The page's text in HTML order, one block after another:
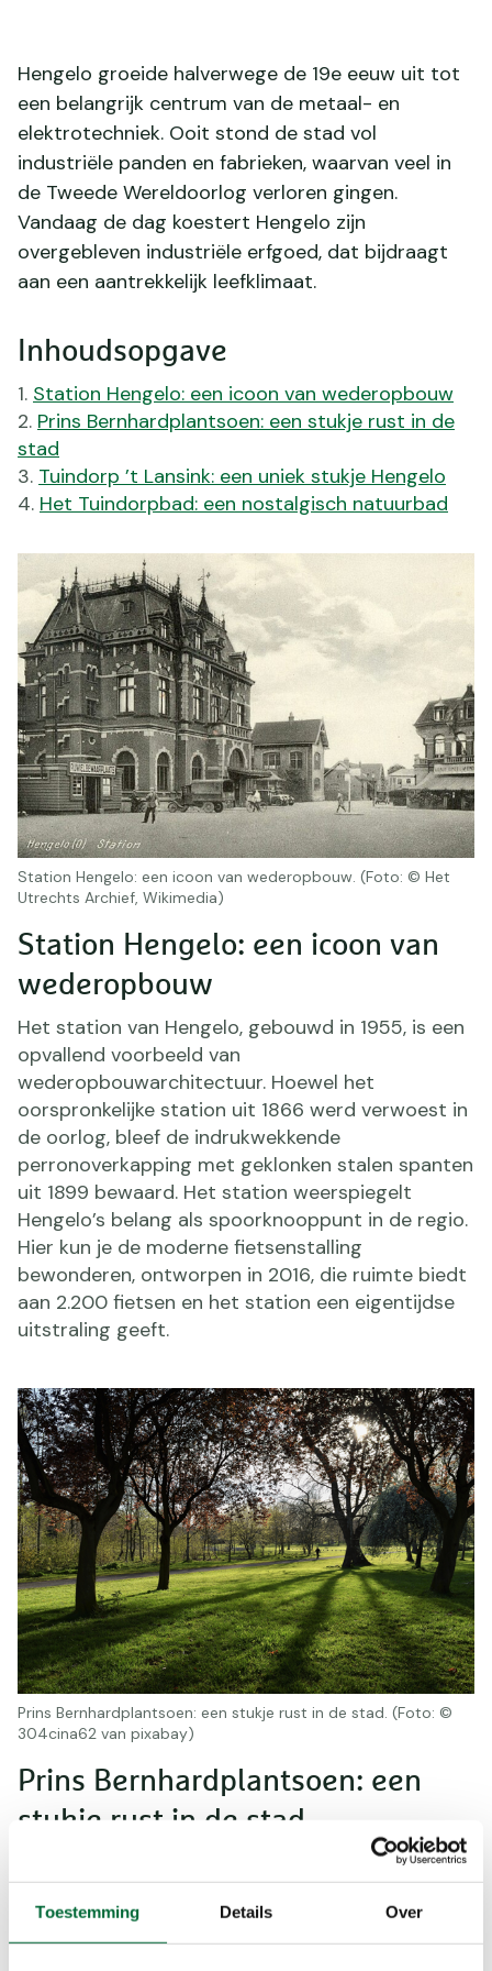
Toestemming Details Over
Hengelo groeide halverwege de 19e eeuw uit tot
een belangrijk centrum van de metaal- en
elektrotechniek. Ooit stond de stad vol
industriële panden en fabrieken, waarvan veel in
de Tweede Wereldoorlog verloren gingen.
Vandaag de dag koestert Hengelo zijn
overgebleven industriële erfgoed, dat bijdraagt
aan een aantrekkelijk leefklimaat.
Inhoudsopgave
Station Hengelo: een icoon van wederopbouw
Prins Bernhardplantsoen: een stukje rust in de
stad
Tuindorp ’t Lansink: een uniek stukje Hengelo
Het Tuindorpbad: een nostalgisch natuurbad
Station Hengelo: een icoon van
wederopbouw
Het station van Hengelo, gebouwd in 1955, is een
opvallend voorbeeld van
wederopbouwarchitectuur. Hoewel het
oorspronkelijke station uit 1866 werd verwoest in
de oorlog, bleef de indrukwekkende
perronoverkapping met geklonken stalen spanten
uit 1899 bewaard. Het station weerspiegelt
Hengelo’s belang als spoorknooppunt in de regio.
Hier kun je de moderne fietsenstalling
bewonderen, ontworpen in 2016, die ruimte biedt
aan 2.200 fietsen en het station een eigentijdse
uitstraling geeft.
Station Hengelo: een icoon van wederopbouw. (Foto: © Het
Utrechts Archief, Wikimedia)
Prins Bernhardplantsoen: een stukje rust in de stad. (Foto: ©
304cina62 van pixabay)
Prins Bernhardplantsoen: een
stukje rust in de stad
Het Prins Bernhardplantsoen, oorspronkelijk de
tuin van een villa van de familie Monchy, werd in
1937 omgedoopt ter ere van het huwelijk van
prinses Juliana en prins Bernhard. Deze groene